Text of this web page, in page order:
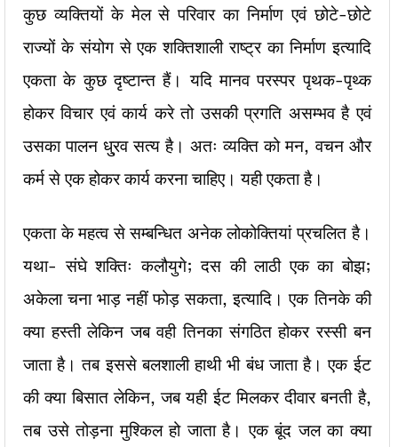
कुछ व्यक्तियों के मेल से परिवार का निर्माण एवं छोटे-छोटे
राज्यों के संयोग से एक शक्तिशाली राष्ट्र का निर्माण इत्यादि
एकता के कुछ दृष्टान्त हैं। यदि मानव परस्पर पृथक-पृथ्क
होकर विचार एवं कार्य करे तो उसकी प्रगति असम्भव है एवं
उसका पालन धु्रव सत्य है। अतः व्यक्ति को मन, वचन और
कर्म से एक होकर कार्य करना चाहिए। यही एकता है।
एकता के महत्व से सम्बन्धित अनेक लोकोक्तियां प्रचलित है।
यथा- संघे शक्तिः कलौयुगे; दस की लाठी एक का बोझ;
अकेला चना भाड़ नहीं फोड़ सकता, इत्यादि। एक तिनके की
क्या हस्ती लेकिन जब वही तिनका संगठित होकर रस्सी बन
जाता है। तब इससे बलशाली हाथी भी बंध जाता है। एक ईट
की क्या बिसात लेकिन, जब यही ईट मिलकर दीवार बनती है,
तब उसे तोड़ना मुश्किल हो जाता है। एक बूंद जल का क्या